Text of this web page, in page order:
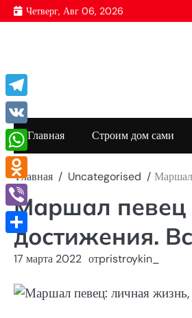
Перейти
к
Четверг, Авг 06, 2026
Главная Строим дом сами
Главная Uncategorised Маршал
Маршал певец
достижения.
17 марта 2022 отpristroykin_
Telegram
VK
WhatsApp
Odnoklassniki
Viber
Отправить